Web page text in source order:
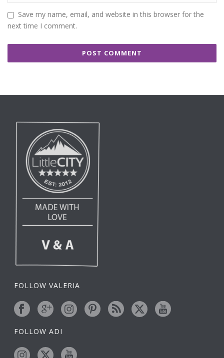
Save my name, email, and website in this browser for the
next time I comment.
FOLLOW VALERIA
FOLLOW ADI